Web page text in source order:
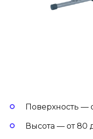
Поверхность —
Высота — от 80